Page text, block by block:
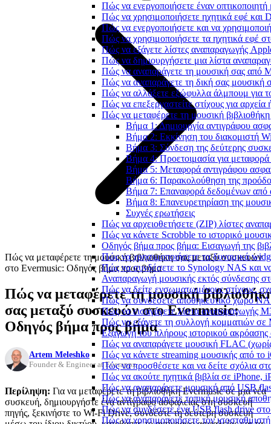
Πώς να ενεργοποιήσετε έναν
Πώς να χρησιμοποιήσετε ηχητικά εφέ
Πώς να ενεργοποιήσετε και να
Πώς να χρησιμοποιήσετε τα ηχητικά εφέ
Πώς να εξάγετε λίστες αναπαραγωγής
Πώς να δημιουργήσετε μια λίστα
Πώς να αναπαράγετε τη μουσική σας από
Πώς να αναπαράγετε τη δική σας μουσική
Πώς να αλλάξετε εξώφυλλα άλμπουμ για
Πώς να επεξεργαστείτε στίχους για
Πώς να μεταφέρετε τη μουσική
Βήμα 1: Δημιουργία αντιγράφου
Βήμα 2: Εκκίνηση του διακομιστή
Βήμα 3: Σύνδεση της δεύτερης
Βήμα 4: Προετοιμασία για μεταφορά
Βήμα 5: Μεταφορά αντιγράφου
Βήμα 6: Παρακολούθηση της
Βήμα 7: Επαναφορά δεδομένων από
Βήμα 8: Επανευρετηρίαση της
Συχνές ερωτήσεις
Πώς να αρχειοθετήσετε (ZIP) λίστες
Πώς να κάνετε Scrobble το ιστορικό
Οδηγός βήμα προς βήμα: Εισαγωγή της
Πώς να χρησιμοποιήσετε τα δυναμικά
Πώς να συνδέσετε το Synology NAS και
Αναπαραγωγή μουσικής εκτός σύνδεσης
Πώς να δείτε ενσωματωμένους στίχους,
Πώς να συνδέσετε αποθηκευτικό χώρο
Πώς να εισαγάγετε λίστα αναπαραγωγής
Πώς να εξάγετε τη συλλογή κομματιών
Εξαγωγή του πλήρους ιστορικού
Πώς να αναπαράγετε μουσική FLAC
Πώς να κάνετε streaming μουσικής από
Πώς να προσθέσετε και να δείτε σχόλια
Πώς να ακούτε ηχητικά βιβλία σε iPhone,
Πώς να αναπαράγετε μουσική από USB
Πώς να αναπαράγετε τοπική μουσική
Πώς να συνδέσετε ένα USB flash drive στο
Πώς να χρησιμοποιήσετε τον
Πώς να μεταφέρετε τη μουσική βιβλιοθήκη σας μεταξύ συσκευών
στο Evermusic: Οδηγός βήμα προς βήμα
Πώς να μεταφέρετε τη μουσική
σας μεταξύ συσκευών στο Evermusic:
Οδηγός βήμα προς βήμα
Artem Meleshko
Founder & Engineer at Everappz
Περίληψη: Για να μεταφέρετε τη βιβλιοθήκη Evermusic σε μια νέα
συσκευή, δημιουργήστε ένα αντίγραφο ασφαλείας στη συσκευή
πηγής, ξεκινήστε το Wi-Fi Drive, συνδέστε τη δεύτερη συσκευή